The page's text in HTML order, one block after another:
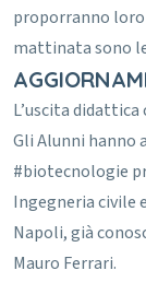
proporranno loro
mattinata sono
L’uscita
Gli Alunni hanno
#biotecnologie
Ingegneria civile
Napoli, già
Mauro Ferrari.